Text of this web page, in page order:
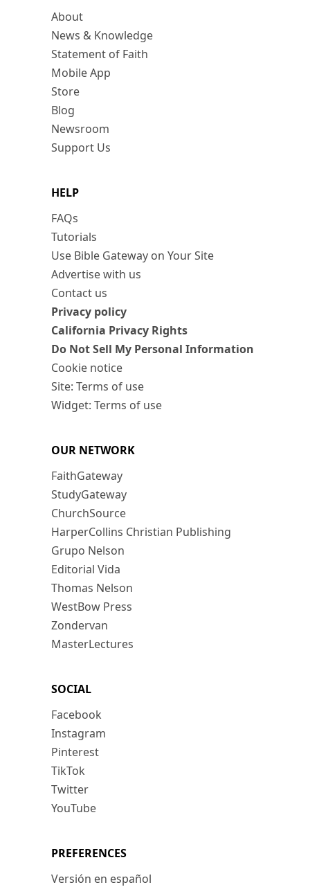
About
News & Knowledge
Statement of Faith
Mobile App
Store
Blog
Newsroom
Support Us
HELP
FAQs
Tutorials
Use Bible Gateway on Your Site
Advertise with us
Contact us
Privacy policy
California Privacy Rights
Do Not Sell My Personal Information
Cookie notice
Site: Terms of use
Widget: Terms of use
OUR NETWORK
FaithGateway
StudyGateway
ChurchSource
HarperCollins Christian Publishing
Grupo Nelson
Editorial Vida
Thomas Nelson
WestBow Press
Zondervan
MasterLectures
SOCIAL
Facebook
Instagram
Pinterest
TikTok
Twitter
YouTube
PREFERENCES
Versión en español